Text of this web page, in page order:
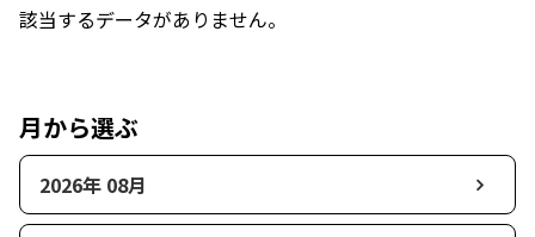
該当するデータがありません。
月から選ぶ
2026年 08月